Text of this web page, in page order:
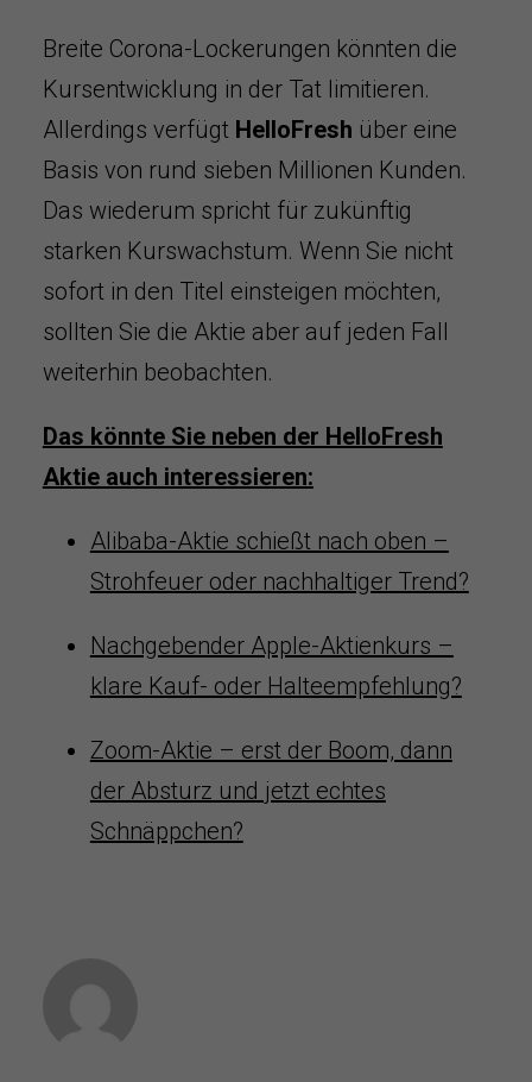
Breite Corona-Lockerungen könnten die
Kursentwicklung in der Tat limitieren.
Allerdings verfügt HelloFresh über eine
Basis von rund sieben Millionen Kunden.
Das wiederum spricht für zukünftig
starken Kurswachstum. Wenn Sie nicht
sofort in den Titel einsteigen möchten,
sollten Sie die Aktie aber auf jeden Fall
weiterhin beobachten.
Das könnte Sie neben der HelloFresh
Aktie auch interessieren:
Alibaba-Aktie schießt nach oben –
Strohfeuer oder nachhaltiger Trend?
Nachgebender Apple-Aktienkurs –
klare Kauf- oder Halteempfehlung?
Zoom-Aktie – erst der Boom, dann
der Absturz und jetzt echtes
Schnäppchen?